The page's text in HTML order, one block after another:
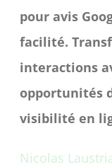
pour avis
facilité.
interactions
opportunités
visibilité en
Nicolas